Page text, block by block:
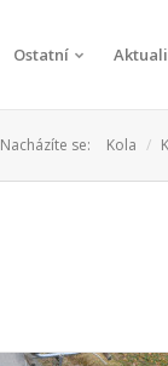
Ostatní
Nacházíte se: Kola